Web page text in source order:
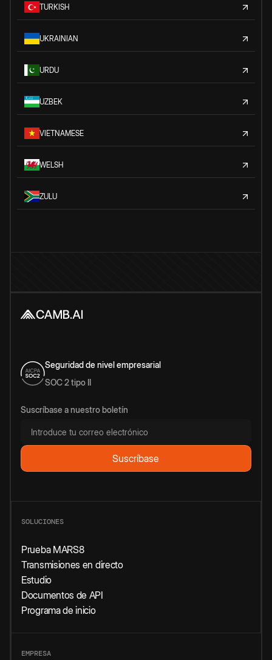
TURKISH
UKRAINIAN
URDU
UZBEK
VIETNAMESE
WELSH
ZULU
Seguridad de nivel empresarial
SOC 2 tipo II
Suscríbase a nuestro boletín
SOLUCIONES
Prueba MARS8
Transmisiones en directo
Estudio
Documentos de API
Programa de inicio
EMPRESA